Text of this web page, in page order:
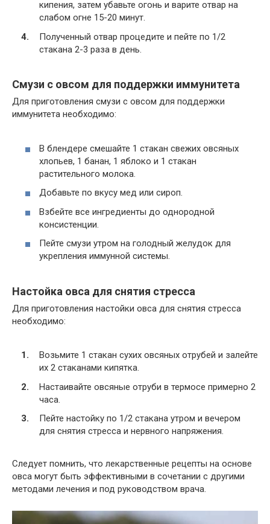
кипения, затем убавьте огонь и варите отвар на
слабом огне 15-20 минут.
Полученный отвар процедите и пейте по 1/2
стакана 2-3 раза в день.
Смузи с овсом для поддержки иммунитета
Для приготовления смузи с овсом для поддержки
иммунитета необходимо:
В блендере смешайте 1 стакан свежих овсяных
хлопьев, 1 банан, 1 яблоко и 1 стакан
растительного молока.
Добавьте по вкусу мед или сироп.
Взбейте все ингредиенты до однородной
консистенции.
Пейте смузи утром на голодный желудок для
укрепления иммунной системы.
Настойка овса для снятия стресса
Для приготовления настойки овса для снятия стресса
необходимо:
Возьмите 1 стакан сухих овсяных отрубей и залейте
их 2 стаканами кипятка.
Настаивайте овсяные отруби в термосе примерно 2
часа.
Пейте настойку по 1/2 стакана утром и вечером
для снятия стресса и нервного напряжения.
Следует помнить, что лекарственные рецепты на основе
овса могут быть эффективными в сочетании с другими
методами лечения и под руководством врача.